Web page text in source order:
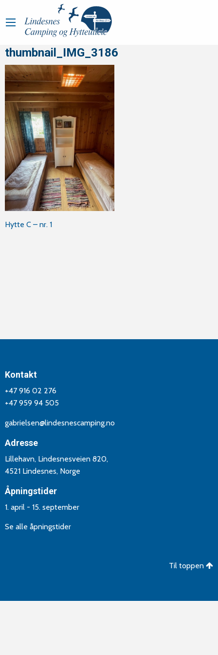
thumbnail_IMG_3186
Innleggsnavigasjon
Hytte C – nr. 1
Kontakt
+47 916 02 276
+47 959 94 505
gabrielsen@lindesnescamping.no
Adresse
Lillehavn, Lindesnesveien 820,
4521 Lindesnes, Norge
Åpningstider
1. april - 15. september
Se alle åpningstider
Til toppen